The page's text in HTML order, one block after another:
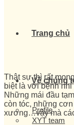
Trang chủ
Về chúng
Profile
XYT team
Thật sự thì rất
biệt là với bệnh nhi
Những mái đầu
còn tóc, những
xương…vậy mà